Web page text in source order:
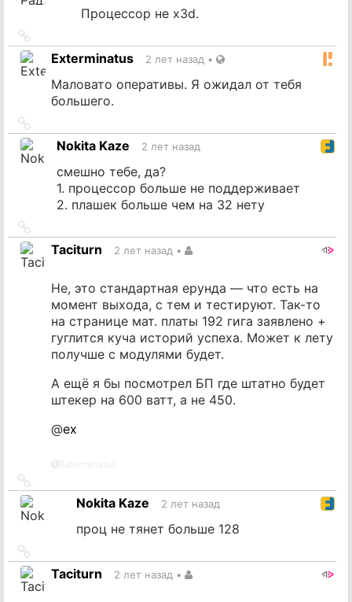
Процессор не x3d.
на
источник
Exterminatus 2 лет назад •
Маловато оперативы. Я ожидал от тебя
большего.
на
источникNokita Kaze 2 лет назад
смешно тебе, да?
1. процессор больше не поддерживает
2. плашек больше чем на 32 нету
на
источник
Taciturn 2 лет назад •
Не, это стандартная ерунда — что есть на
момент выхода, с тем и тестируют. Так-то
на странице мат. платы 192 гига заявлено +
гуглится куча историй успеха. Может к лету
получше с модулями будет.
А ещё я бы посмотрел БП где штатно будет
штекер на 600 ватт, а не 450.
@ex
@
на
источникNokita Kaze 2 лет назад
проц не тянет больше 128
на
источник
Taciturn 2 лет назад •